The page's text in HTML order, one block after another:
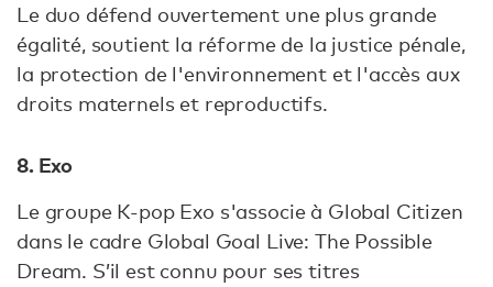
Le duo défend ouvertement une plus grande
égalité, soutient la réforme de la justice pénale,
la protection de l'environnement et l'accès aux
droits maternels et reproductifs.
8. Exo
Le groupe K-pop Exo s'associe à Global Citizen
dans le cadre Global Goal Live: The Possible
Dream. S’il est connu pour ses titres